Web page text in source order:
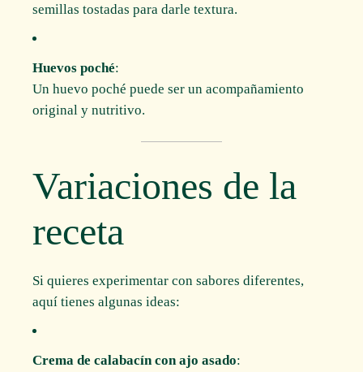
semillas tostadas para darle textura.
Huevos poché:
Un huevo poché puede ser un acompañamiento
original y nutritivo.
Variaciones de la
receta
Si quieres experimentar con sabores diferentes,
aquí tienes algunas ideas:
Crema de calabacín con ajo asado: